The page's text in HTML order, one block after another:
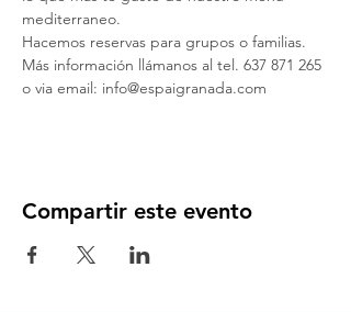
mediterraneo.
Hacemos reservas para grupos o familias.
Más información llámanos al tel. 637 871 265
o via email: info@espaigranada.com
Compartir este evento